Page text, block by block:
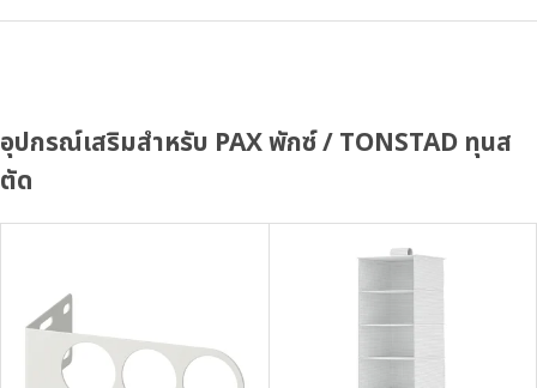
อุปกรณ์เสริมสำหรับ PAX พักซ์ / TONSTAD ทุนส
ตัด